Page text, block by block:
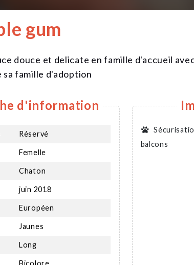
gum
douce et delicate en famille d'accueil
famille d'adoption
d'information
Réservé
Femelle
Chaton
juin 2018
Européen
Jaunes
Long
Bicolore
balcons